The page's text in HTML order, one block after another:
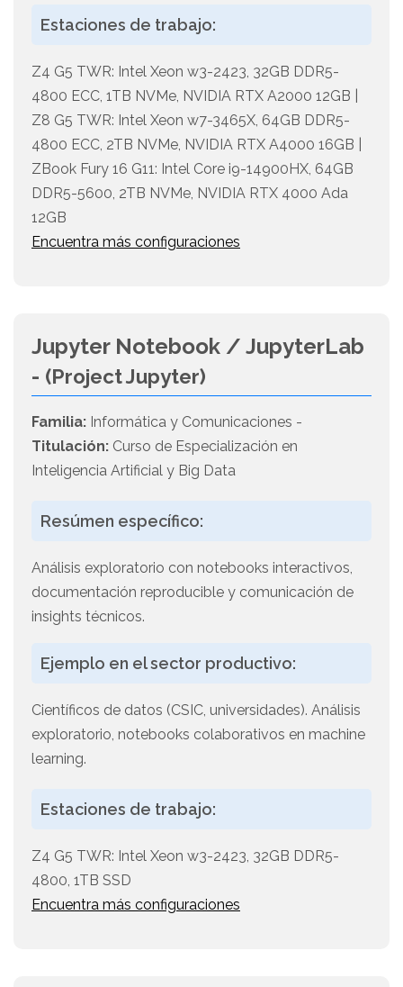
Estaciones de trabajo:
Z4 G5 TWR: Intel Xeon w3-2423, 32GB DDR5-
4800 ECC, 1TB NVMe, NVIDIA RTX A2000 12GB |
Z8 G5 TWR: Intel Xeon w7-3465X, 64GB DDR5-
4800 ECC, 2TB NVMe, NVIDIA RTX A4000 16GB |
ZBook Fury 16 G11: Intel Core i9-14900HX, 64GB
DDR5-5600, 2TB NVMe, NVIDIA RTX 4000 Ada
12GB
Encuentra más configuraciones
Jupyter Notebook / JupyterLab
- (Project Jupyter)
Familia: Informática y Comunicaciones -
Titulación: Curso de Especialización en
Inteligencia Artificial y Big Data
Resúmen específico:
Análisis exploratorio con notebooks interactivos,
documentación reproducible y comunicación de
insights técnicos.
Ejemplo en el sector productivo:
Científicos de datos (CSIC, universidades). Análisis
exploratorio, notebooks colaborativos en machine
learning.
Estaciones de trabajo:
Z4 G5 TWR: Intel Xeon w3-2423, 32GB DDR5-
4800, 1TB SSD
Encuentra más configuraciones